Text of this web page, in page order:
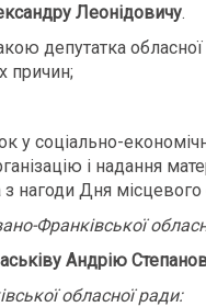
Леонідовичу.
депутатка
причин;
у соціально-
і надання
нагоди Дня
Франківської
Андрію
обласної ради: